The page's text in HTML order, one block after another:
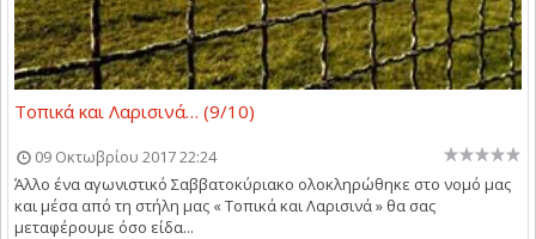
Τοπικά και Λαρισινά… (9/10)
09 Οκτωβρίου 2017 22:24
Άλλο ένα αγωνιστικό Σαββατοκύριακο ολοκληρώθηκε στο νομό μας
και μέσα από τη στήλη μας « Τοπικά και Λαρισινά » θα σας
μεταφέρουμε όσο είδα...